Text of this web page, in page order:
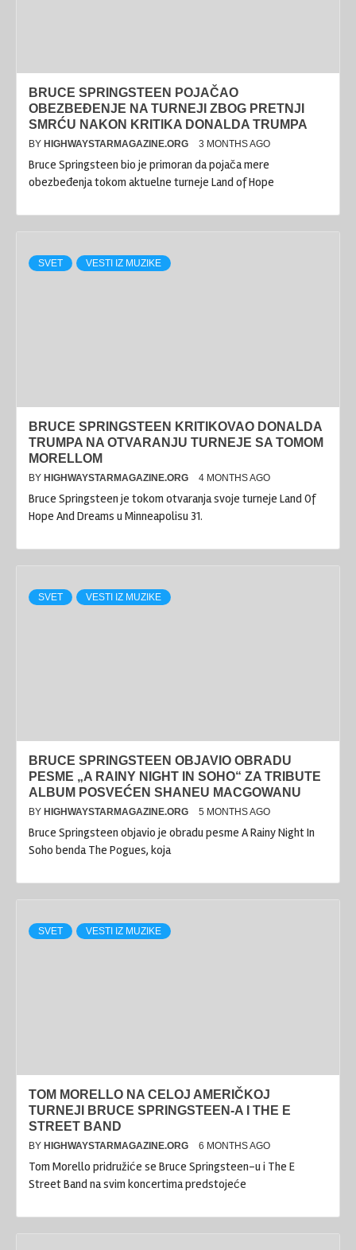
BRUCE SPRINGSTEEN POJAČAO
OBEZBEĐENJE NA TURNEJI ZBOG PRETNJI
SMRĆU NAKON KRITIKA DONALDA TRUMPA
BY HIGHWAYSTARMAGAZINE.ORG 3 MONTHS AGO
Bruce Springsteen bio je primoran da pojača mere
obezbeđenja tokom aktuelne turneje Land of Hope
SVET VESTI IZ MUZIKE
BRUCE SPRINGSTEEN KRITIKOVAO DONALDA
TRUMPA NA OTVARANJU TURNEJE SA TOMOM
MORELLOM
BY HIGHWAYSTARMAGAZINE.ORG 4 MONTHS AGO
Bruce Springsteen je tokom otvaranja svoje turneje Land Of
Hope And Dreams u Minneapolisu 31.
SVET VESTI IZ MUZIKE
BRUCE SPRINGSTEEN OBJAVIO OBRADU
PESME „A RAINY NIGHT IN SOHO“ ZA TRIBUTE
ALBUM POSVEĆEN SHANEU MACGOWANU
BY HIGHWAYSTARMAGAZINE.ORG 5 MONTHS AGO
Bruce Springsteen objavio je obradu pesme A Rainy Night In
Soho benda The Pogues, koja
SVET VESTI IZ MUZIKE
TOM MORELLO NA CELOJ AMERIČKOJ
TURNEJI BRUCE SPRINGSTEEN-A I THE E
STREET BAND
BY HIGHWAYSTARMAGAZINE.ORG 6 MONTHS AGO
Tom Morello pridružiće se Bruce Springsteen-u i The E
Street Band na svim koncertima predstojeće